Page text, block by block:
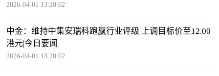
2026-04-01 13:20:02
中金：维持中集安瑞科跑赢行业评级 上调目标价至12.00
港元|今日要闻
2026-04-01 13:20:02